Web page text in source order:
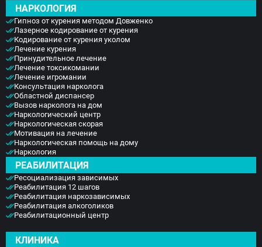
НАРКОЛОГИЯ
Гипноз от курения методом Довженко
Лазерное кодирование от курения
Кодирование от курения уколом
Лечение курения
Принудительное лечение
Лечение токсикомании
Лечение игромании
Консультация нарколога
Областной диспансер
Вызов нарколога на дом
Наркологический центр
Наркологическая скорая
Мотивация на лечение
Наркологическая помощь на дому
Наркология
РЕАБИЛИТАЦИЯ
Ресоциализация зависимых
Реабилитация 12 шагов
Реабилитация наркозависимых
Реабилитация алкоголиков
Реабилитационный центр
КЛИНИКА